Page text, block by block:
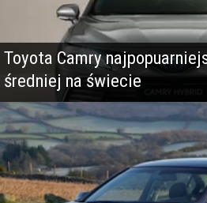
Toyota Camry
średniej na świecie